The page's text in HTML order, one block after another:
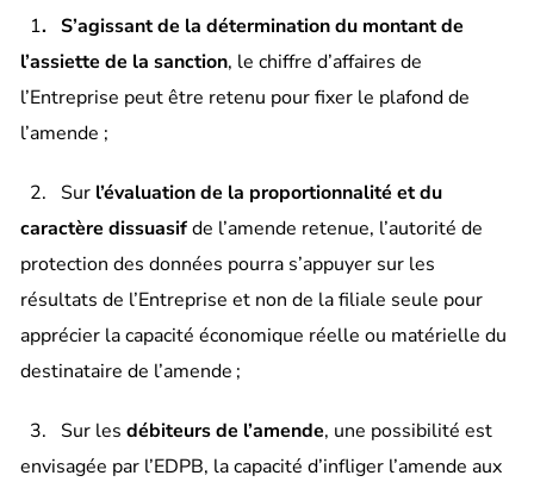
1. S’agissant de la détermination du montant de
l’assiette de la sanction, le chiffre d’affaires de
l’Entreprise peut être retenu pour fixer le plafond de
l’amende ;
2. Sur l’évaluation de la proportionnalité et du
caractère dissuasifde l’amende retenue, l’autorité de
protection des données pourra s’appuyer sur les
résultats de l’Entreprise et non de la filiale seule pour
apprécier la capacité économique réelle ou matérielle du
destinataire de l’amende ;
3. Sur lesdébiteurs de l’amende, une possibilité est
envisagée par l’EDPB, la capacité d’infliger l’amende aux